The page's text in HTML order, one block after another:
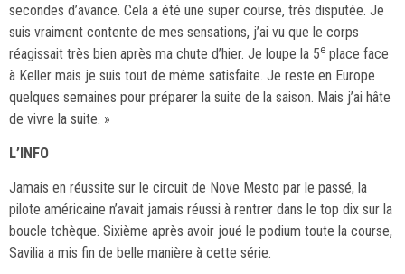
secondes d’avance. Cela a été une super course, très disputée. Je
suis vraiment contente de mes sensations, j’ai vu que le corps
réagissait très bien après ma chute d’hier. Je loupe la 5e place face
à Keller mais je suis tout de même satisfaite. Je reste en Europe
quelques semaines pour préparer la suite de la saison. Mais j’ai hâte
de vivre la suite. »
L’INFO
Jamais en réussite sur le circuit de Nove Mesto par le passé, la
pilote américaine n’avait jamais réussi à rentrer dans le top dix sur la
boucle tchèque. Sixième après avoir joué le podium toute la course,
Savilia a mis fin de belle manière à cette série.